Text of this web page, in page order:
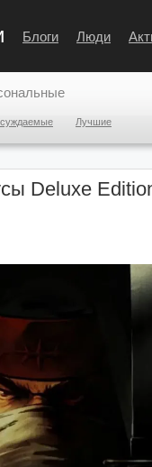
Блоги Люди
Лучшие
Deluxe